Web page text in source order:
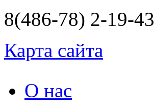
8(486-78) 2-19-43
Карта сайта
О нас